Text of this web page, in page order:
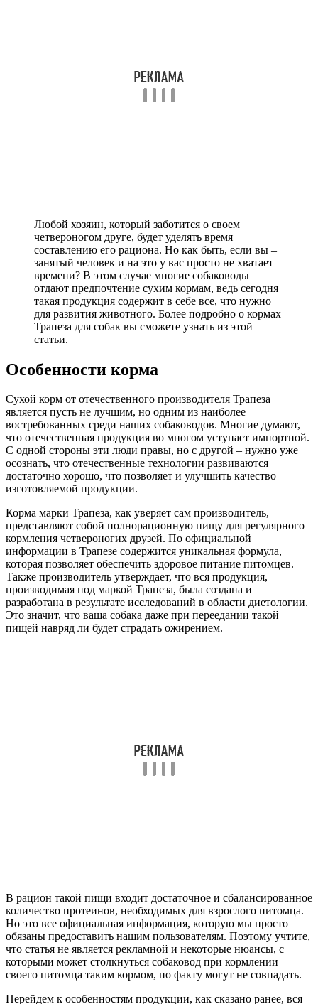
Любой хозяин, который заботится о своем
четвероногом друге, будет уделять время
составлению его рациона. Но как быть, если вы –
занятый человек и на это у вас просто не хватает
времени? В этом случае многие собаководы
отдают предпочтение сухим кормам, ведь сегодня
такая продукция содержит в себе все, что нужно
для развития животного. Более подробно о кормах
Трапеза для собак вы сможете узнать из этой
статьи.
Особенности корма
Сухой корм от отечественного производителя Трапеза
является пусть не лучшим, но одним из наиболее
востребованных среди наших собаководов. Многие думают,
что отечественная продукция во многом уступает импортной.
С одной стороны эти люди правы, но с другой – нужно уже
осознать, что отечественные технологии развиваются
достаточно хорошо, что позволяет и улучшить качество
изготовляемой продукции.
Корма марки Трапеза, как уверяет сам производитель,
представляют собой полнорационную пищу для регулярного
кормления четвероногих друзей. По официальной
информации в Трапезе содержится уникальная формула,
которая позволяет обеспечить здоровое питание питомцев.
Также производитель утверждает, что вся продукция,
производимая под маркой Трапеза, была создана и
разработана в результате исследований в области диетологии.
Это значит, что ваша собака даже при переедании такой
пищей навряд ли будет страдать ожирением.
В рацион такой пищи входит достаточное и сбалансированное
количество протеинов, необходимых для взрослого питомца.
Но это все официальная информация, которую мы просто
обязаны предоставить нашим пользователям. Поэтому учтите,
что статья не является рекламной и некоторые нюансы, с
которыми может столкнуться собаковод при кормлении
своего питомца таким кормом, по факту могут не совпадать.
Перейдем к особенностям продукции, как сказано ранее, вся